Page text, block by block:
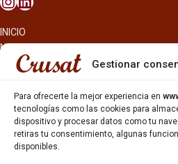
Gestionar
Para ofrecerte la mejor experiencia en
tecnologías como las cookies para
dispositivo y procesar datos como tu
retiras tu consentimiento, algunas
disponibles.
INICIO
NOSOTROS
CERVEZAS
OTROS PRODUCTOS
REPARTO EN BARCELONA
HOSTELERÍA Y PEQUEÑA
CARTAS DE CERVEZAS Y VINO
CATAS Y FORMACIONES